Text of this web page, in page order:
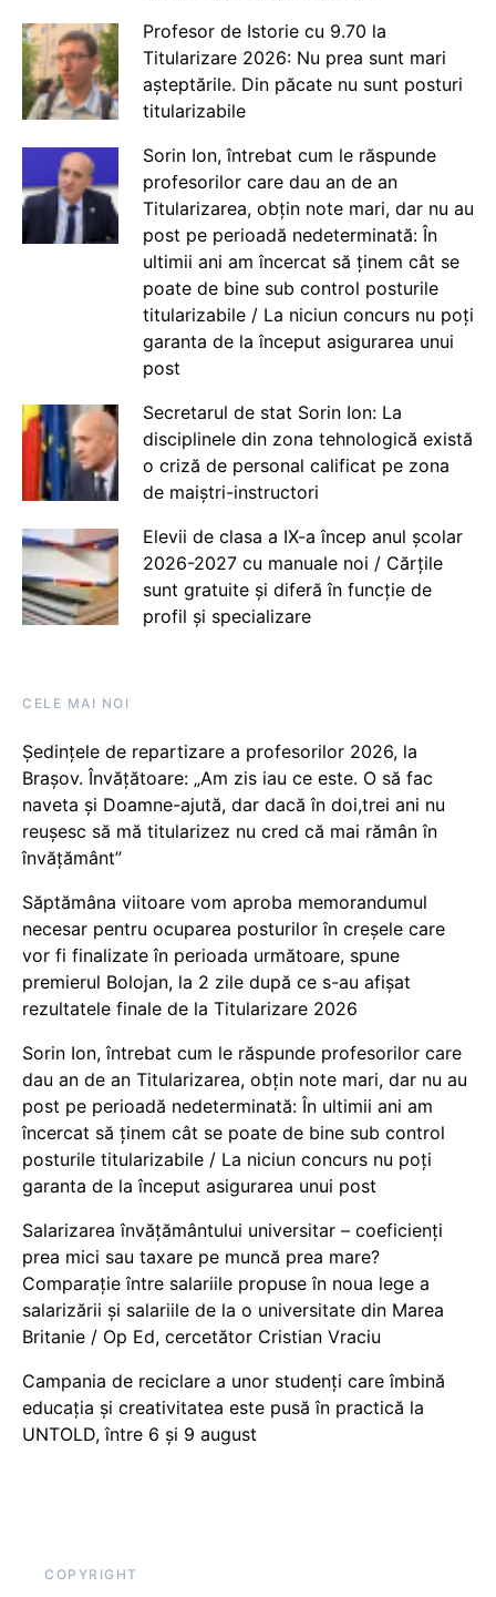
Profesor de Istorie cu 9.70 la
Titularizare 2026: Nu prea sunt mari
așteptările. Din păcate nu sunt posturi
titularizabile
Sorin Ion, întrebat cum le răspunde
profesorilor care dau an de an
Titularizarea, obțin note mari, dar nu au
post pe perioadă nedeterminată: În
ultimii ani am încercat să ținem cât se
poate de bine sub control posturile
titularizabile / La niciun concurs nu poți
garanta de la început asigurarea unui
post
Secretarul de stat Sorin Ion: La
disciplinele din zona tehnologică există
o criză de personal calificat pe zona
de maiștri-instructori
Elevii de clasa a IX-a încep anul școlar
2026-2027 cu manuale noi / Cărțile
sunt gratuite și diferă în funcție de
profil și specializare
CELE MAI NOI
Ședințele de repartizare a profesorilor 2026, la
Brașov. Învățătoare: „Am zis iau ce este. O să fac
naveta și Doamne-ajută, dar dacă în doi,trei ani nu
reușesc să mă titularizez nu cred că mai rămân în
învățământ”
Săptămâna viitoare vom aproba memorandumul
necesar pentru ocuparea posturilor în creșele care
vor fi finalizate în perioada următoare, spune
premierul Bolojan, la 2 zile după ce s-au afișat
rezultatele finale de la Titularizare 2026
Sorin Ion, întrebat cum le răspunde profesorilor care
dau an de an Titularizarea, obțin note mari, dar nu au
post pe perioadă nedeterminată: În ultimii ani am
încercat să ținem cât se poate de bine sub control
posturile titularizabile / La niciun concurs nu poți
garanta de la început asigurarea unui post
Salarizarea învățământului universitar – coeficienți
prea mici sau taxare pe muncă prea mare?
Comparație între salariile propuse în noua lege a
salarizării și salariile de la o universitate din Marea
Britanie / Op Ed, cercetător Cristian Vraciu
Campania de reciclare a unor studenți care îmbină
educația și creativitatea este pusă în practică la
UNTOLD, între 6 și 9 august
COPYRIGHT